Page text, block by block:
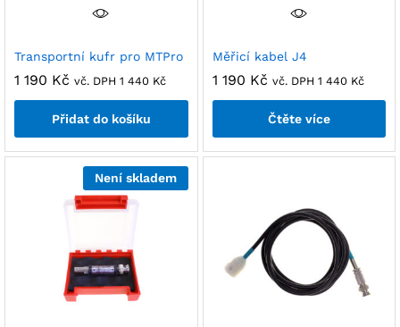
Transportní kufr pro MTPro
1 190 Kč vč. DPH 1 440 Kč
Přidat do košíku
Měřicí kabel J4
1 190 Kč vč. DPH 1 440 Kč
Čtěte více
Není skladem